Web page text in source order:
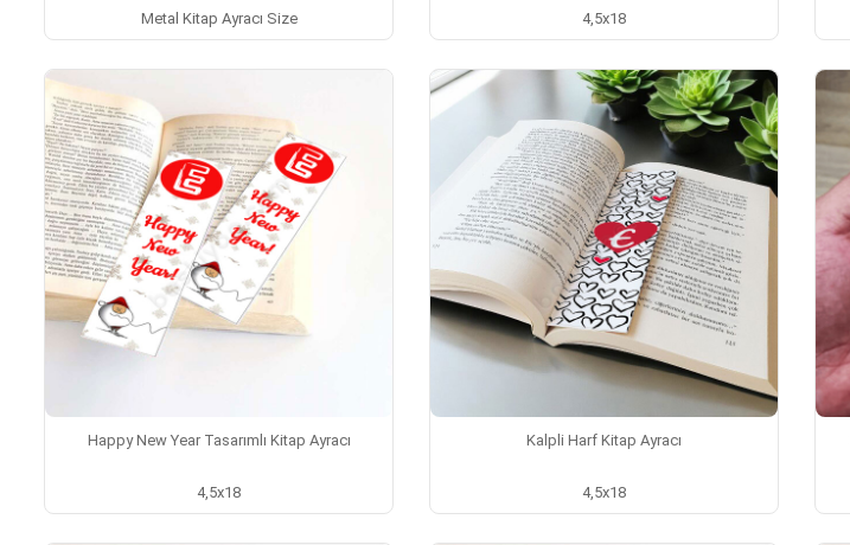
Metal Kitap Ayracı Size 4,5x18
Happy New Year Tasarımlı Kitap Ayracı
4,5x18
Kalpli Harf Kitap Ayracı
4,5x18